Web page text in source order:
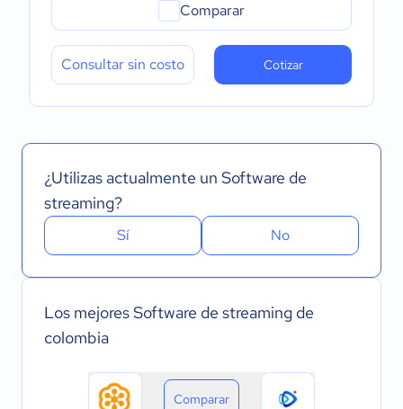
Comparar
Consultar sin costo Cotizar
¿Utilizas actualmente un Software de
streaming?
Sí No
Los mejores Software de streaming de
colombia
Comparar